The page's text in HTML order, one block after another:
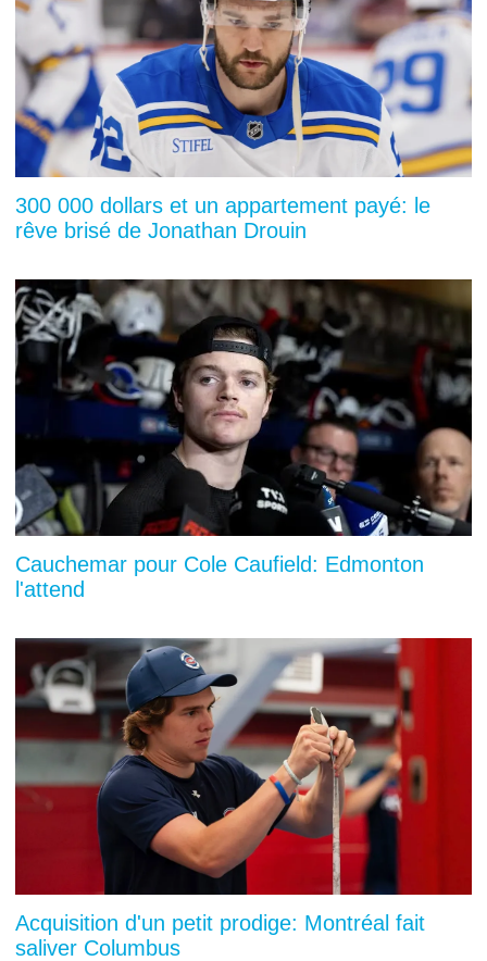
300 000 dollars et un appartement payé: le
rêve brisé de Jonathan Drouin
Cauchemar pour Cole Caufield: Edmonton
l'attend
Acquisition d'un petit prodige: Montréal fait
saliver Columbus